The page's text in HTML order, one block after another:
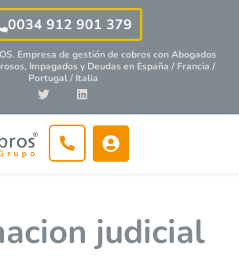
0034 912 901 379
Empresa de gestión de cobros conAbogados
Impagados y Deudas en España / Francia /
Portugal / Italia
judicial